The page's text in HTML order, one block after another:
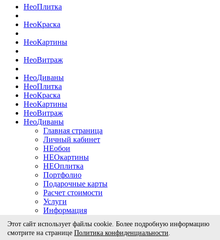
НеоПлитка
НеоКраска
НеоКартины
НеоВитраж
НеоДиваны
НеоПлитка
НеоКраска
НеоКартины
НеоВитраж
НеоДиваны
Главная страница
Личный кабинет
НЕобои
НЕОкартины
НЕОплитка
Портфолио
Подарочные карты
Расчет стоимости
Услуги
Информация
Контакты
Этот сайт использует файлы cookie. Более подробную информацию
смотрите на странице Политика конфиденциальности.